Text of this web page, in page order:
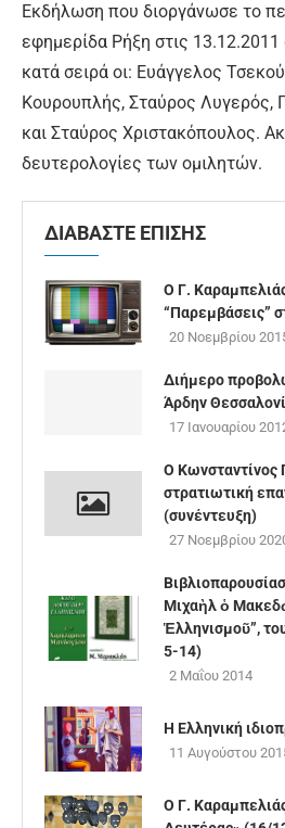
Εκδήλωση που διοργάνωσε το
εφημερίδα Ρήξη στις
κατά σειρά οι: Ευάγγελος
Κουρουπλής, Σταύρος Λυγερός,
και Σταύρος Χριστακόπουλος.
δευτερολογίες των ομιλητών.
ΔΙΑΒΑΣΤΕ ΕΠΙΣΗΣ
Ο Γ.
“Παρεμβάσεις”
20 Νοεμβρίου
Διήμερο
Άρδην
17 Ιανουαρίου
Ο Κωνσταντίνος
στρατιωτική
(συνέντευξη)
27 Νοεμβρίου
Μιχαὴλ ὁ
Ἑλληνισμοῦ”,
5-14)
2 Μαΐου 2014
Η Ελληνική
11 Αυγούστου
Ο Γ.